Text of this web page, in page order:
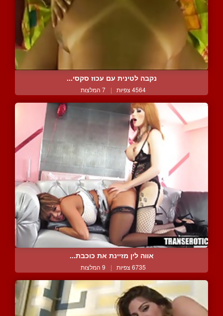
נקבה לטינית עם עכוז סקסי...
4564 צפיות | 7 המלצות
אווה לין מזיינת את כוכבת...
6735 צפיות | 9 המלצות